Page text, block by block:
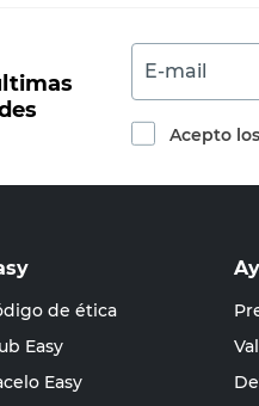
E-mail
Acepto los
de ética
Easy
Easy